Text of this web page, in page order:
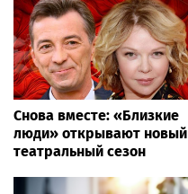
Снова вместе: «Близкие
люди» открывают новый
театральный сезон